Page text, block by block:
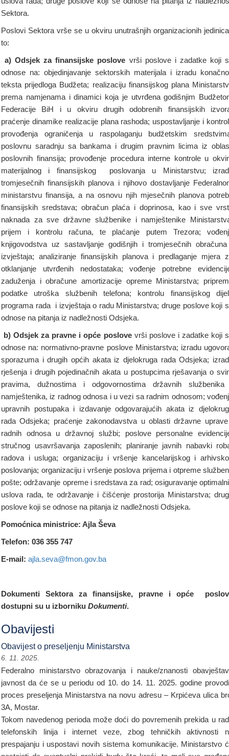
Sektora.
Poslovi Sektora vrše se u okviru unutrašnjih organizacionih
to:
a) Odsjek zafinansijske poslove vrši poslove i zadatke koji
odnose na: objedinjavanje sektorskih materijala i izradu
teksta prijedloga Budžeta; realizaciju finansijskog plana
prema namjenama i dinamici koja je utvrđena godišnjim
Federacije BiH i u okviru drugih odobrenih finansijskih
praćenje dinamike realizacije plana rashoda; uspostavljanje i
provođenja ograničenja u raspolaganju budžetskim
poslovnu saradnju sa bankama i drugim pravnim licima iz
poslovnih finansija; provođenje procedura interne kontrole u
materijalnog i finansijskog poslovanja u Ministarstvu;
tromjesečnih finansijskih planova i njihovo dostavljanje
ministarstvu finansija, a na osnovu njih mjesečnih planova
finansijskih sredstava; obračun plaća i doprinosa, kao i sve
naknada za sve državne službenike i namještenike
prijem i kontrolu računa, te plaćanje putem Trezora;
knjigovodstva uz sastavljanje godišnjih i tromjesečnih
izvještaja; analiziranje finansijskih planova i predlaganje mjera
otklanjanje utvrđenih nedostataka; vođenje potrebne
zaduženja i obračune amortizacije opreme Ministarstva;
podatke utroška službenih telefona; kontrolu finansijskog
programa rada i izvještaja o radu Ministarstva; druge poslove koji
odnose na pitanja iz nadležnosti Odsjeka.
b) Odsjek za pravne i opće poslovevrši poslove i zadatke koji
odnose na: normativno-pravne poslove Ministarstva; izradu
sporazuma i drugih općih akata iz djelokruga rada Odsjeka;
rješenja i drugih pojedinačnih akata u postupcima rješavanja o
pravima, dužnostima i odgovornostima državnih
namještenika, iz radnog odnosa i u vezi sa radnim odnosom;
upravnih postupaka i izdavanje odgovarajućih akata iz
rada Odsjeka; praćenje zakonodavstva u oblasti državne
radnih odnosa u državnoj službi; poslove personalne
stručnog usavršavanja zaposlenih; planiranje javnih nabavki
radova i usluga; organizaciju i vršenje kancelarijskog i
poslovanja; organizaciju i vršenje poslova prijema i otpreme
pošte; održavanje opreme i sredstava za rad; osiguravanje
uslova rada, te održavanje i čišćenje prostorija Ministarstva;
poslove koji se odnose na pitanja iz nadležnosti Odsjeka.
Pomoćnica ministrice: Ajla Ševa
Telefon: 036 355 747
E-mail: ajla.seva@fmon.gov.ba
Dokumenti Sektora za finansijske, pravne i opće
dostupni su u izborniku Dokumenti.
Obavijesti
Obavijest o preseljenju Ministarstva
6. 11. 2025.
Federalno ministarstvo obrazovanja i nauke/znanosti
javnost da će se u periodu od 10. do 14. 11. 2025. godine
proces preseljenja Ministarstva na novu adresu – Krpićeva ulica
3A, Mostar.
Tokom navedenog perioda može doći do povremenih prekida u
telefonskih linija i internet veze, zbog tehničkih aktivnosti
prespajanju i uspostavi novih sistema komunikacije. Ministarstvo